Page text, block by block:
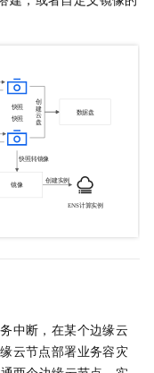
中断，在某个边缘云
云节点部署业务容灾